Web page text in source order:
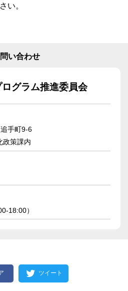
い。
い合わせ
グラム推進委員会
手町9-6
政策課内
18:00）
ツイート